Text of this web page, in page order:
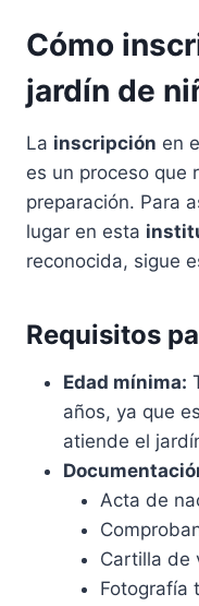
Cómo
jardín de
La inscripción en
es un proceso que
preparación. Para
lugar en esta
reconocida, sigue
Requisitos
Edad mínima:
años, ya que
atiende el
Acta de
Cartilla de
Fotografía